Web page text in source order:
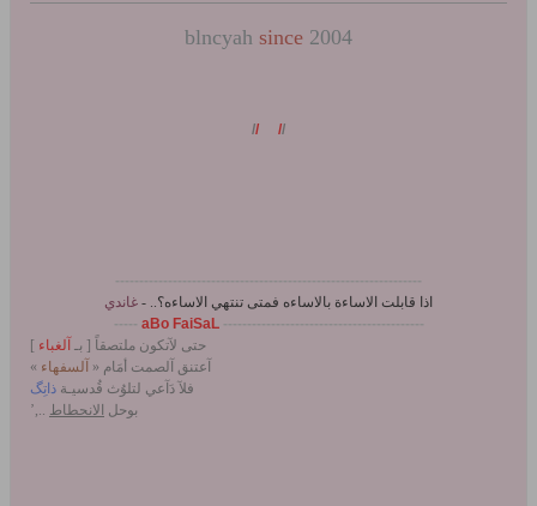
blncyah since 2004
/
/
/
/
----------------------------------------------------------------
اذا قابلت الاساءة بالاساءه فمتى تنتهي الاساءه؟.. - غاندي
------------------------------------------
aBo FaiSaL
-----
حتى لآتكون ملتصقاً [ بـ آلغباء ]
آعتنق آلصمت أمَام « آلسفهاء »
فلآ دَآعي لتلوُث قُدسيـة ذاتِگ
بوحل الانحطاط ..,’